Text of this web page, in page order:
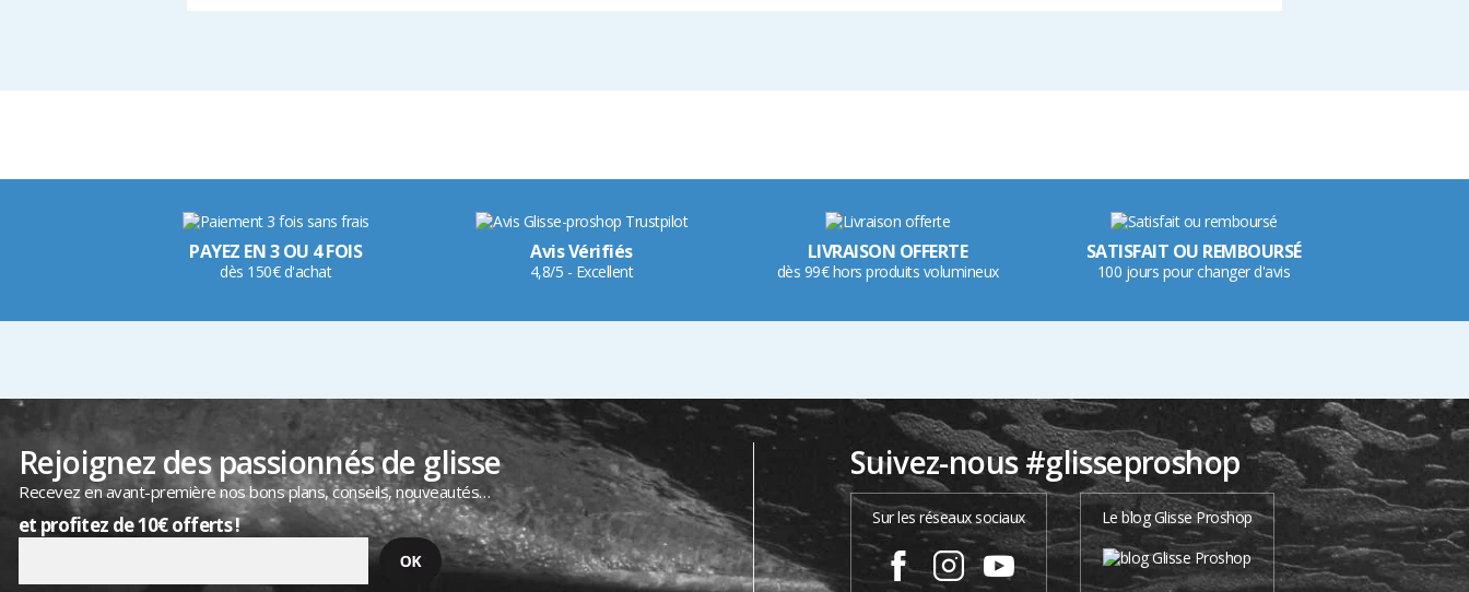
PAYEZ EN 3 OU 4 FOIS
dès 150€ d'achat
Avis Vérifiés
4,8/5 - Excellent
LIVRAISON OFFERTE
dès 99€ hors produits volumineux
SATISFAIT OU REMBOURSÉ
100 jours pour changer d'avis
Rejoignez des passionnés de glisse
Recevez en avant-première nos bons plans, conseils, nouveautés…
et profitez de 10€ offerts !
Suivez-nous #glisseproshop
Sur les réseaux sociaux Le blog Glisse Proshop